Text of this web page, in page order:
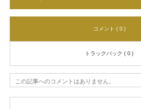
コメント ( 0 )
トラックバック ( 0 )
この記事へのコメントはありません。